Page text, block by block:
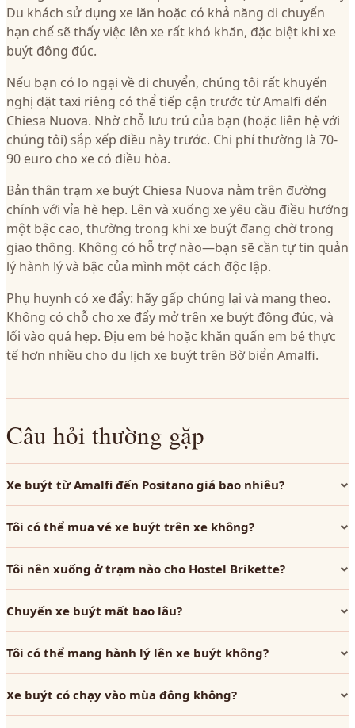
Du khách sử dụng xe lăn hoặc có khả năng di chuyển
hạn chế sẽ thấy việc lên xe rất khó khăn, đặc biệt khi xe
buýt đông đúc.
Nếu bạn có lo ngại về di chuyển, chúng tôi rất khuyến
nghị đặt taxi riêng có thể tiếp cận trước từ Amalfi đến
Chiesa Nuova. Nhờ chỗ lưu trú của bạn (hoặc liên hệ với
chúng tôi) sắp xếp điều này trước. Chi phí thường là 70-
90 euro cho xe có điều hòa.
Bản thân trạm xe buýt Chiesa Nuova nằm trên đường
chính với vỉa hè hẹp. Lên và xuống xe yêu cầu điều hướng
một bậc cao, thường trong khi xe buýt đang chờ trong
giao thông. Không có hỗ trợ nào—bạn sẽ cần tự tin quản
lý hành lý và bậc của mình một cách độc lập.
Phụ huynh có xe đẩy: hãy gấp chúng lại và mang theo.
Không có chỗ cho xe đẩy mở trên xe buýt đông đúc, và
lối vào quá hẹp. Địu em bé hoặc khăn quấn em bé thực
tế hơn nhiều cho du lịch xe buýt trên Bờ biển Amalfi.
Câu hỏi thường gặp
Xe buýt từ Amalfi đến Positano giá bao nhiêu?
Tôi có thể mua vé xe buýt trên xe không?
Tôi nên xuống ở trạm nào cho Hostel Brikette?
Chuyến xe buýt mất bao lâu?
Tôi có thể mang hành lý lên xe buýt không?
Xe buýt có chạy vào mùa đông không?